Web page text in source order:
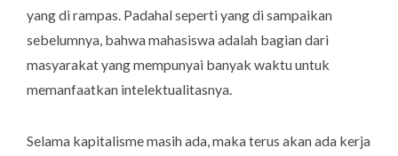
yang di rampas. Padahal seperti yang di sampaikan
sebelumnya, bahwa mahasiswa adalah bagian dari
masyarakat yang mempunyai banyak waktu untuk
memanfaatkan intelektualitasnya.
Selama kapitalisme masih ada, maka terus akan ada kerja